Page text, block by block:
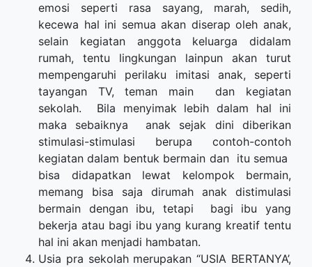
emosi seperti rasa sayang, marah, sedih,
kecewa hal ini semua akan diserap oleh anak,
selain kegiatan anggota keluarga didalam
rumah, tentu lingkungan lainpun akan turut
mempengaruhi perilaku imitasi anak, seperti
tayangan TV, teman main dan kegiatan
sekolah. Bila menyimak lebih dalam hal ini
maka sebaiknya anak sejak dini diberikan
stimulasi-stimulasi berupa contoh-contoh
kegiatan dalam bentuk bermain dan itu semua
bisa didapatkan lewat kelompok bermain,
memang bisa saja dirumah anak distimulasi
bermain dengan ibu, tetapi bagi ibu yang
bekerja atau bagi ibu yang kurang kreatif tentu
hal ini akan menjadi hambatan.
Usia pra sekolah merupakan “USIA BERTANYA’,